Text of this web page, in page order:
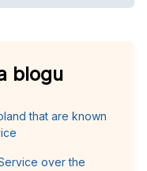
blogu
that are known
over the